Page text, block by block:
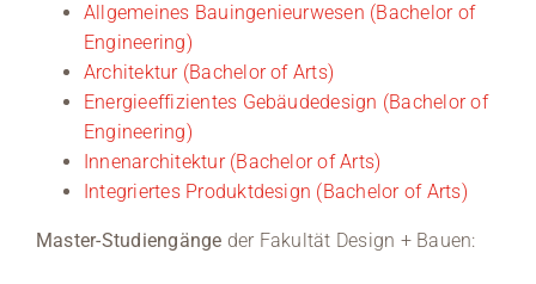
Allgemeines Bauingenieurwesen (Bachelor of
Engineering)
Architektur (Bachelor of Arts)
Energieeffizientes Gebäudedesign (Bachelor of
Engineering)
Innenarchitektur (Bachelor of Arts)
Integriertes Produktdesign (Bachelor of Arts)
Master-Studiengänge der Fakultät Design + Bauen: